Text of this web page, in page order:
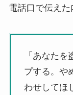
電話口で伝えた
「あなた
プする。や
わせしてほ